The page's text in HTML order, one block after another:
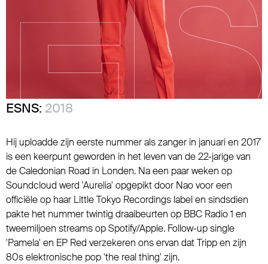
ESNS: 2018
Hij uploadde zijn eerste nummer als zanger in januari en 2017
is een keerpunt geworden in het leven van de 22-jarige van
de Caledonian Road in Londen. Na een paar weken op
Soundcloud werd 'Aurelia' opgepikt door Nao voor een
officiële op haar Little Tokyo Recordings label en sindsdien
pakte het nummer twintig draaibeurten op BBC Radio 1 en
tweemiljoen streams op Spotify/Apple. Follow-up single
'Pamela' en EP Red verzekeren ons ervan dat Tripp en zijn
80s elektronische pop 'the real thing' zijn.